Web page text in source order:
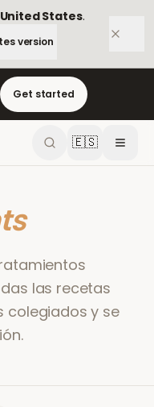
United States.
version
Get started
🇪🇸
las recetas
colegiados y se